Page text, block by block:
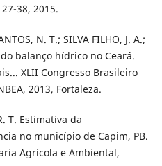
38, 2015.
N. T.; SILVA FILHO, J. A.;
do balanço hídrico no Ceará.
XLII Congresso Brasileiro
2013, Fortaleza.
T. Estimativa da
no município de Capim, PB.
Agrícola e Ambiental,